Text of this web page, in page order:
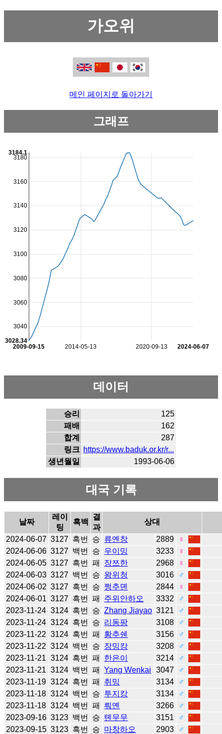
가오위
메인 페이지로 돌아가기
그래프
2014-05-13 2020-09-13
2009-09-15 2024-06-07
3040
3060
3080
3100
3120
3140
3160
3180
3028.34
3184.1
데이터
승리
125
패배
162
합계
287
링크 https://www.baduk.or.kr/r...
생년월일
1993-06-06
대국 기록
날짜
레이
팅
흑백
결
과
상대
2024-06-07 3127 흑번 승 류옌창 2889
♀
2024-06-06 3127 백번 승 우이밍 3233
♀
2024-06-05 3127 흑번 패 장쯔한 2968
♀
2024-06-03 3127 백번 승 왕위청 3016
♂
2024-06-02 3127 흑번 승 쩡추뎬 2844
♀
2024-06-01 3127 흑번 패 주위안하오 3332
♂
2023-11-24 3124 흑번 승 Zhang Jiayao 3121
♂
2023-11-24 3124 흑번 승 리동팡 3108
♂
2023-11-22 3124 흑번 패 황추쉔 3156
♂
2023-11-22 3124 백번 승 장밍캉 3208
♂
2023-11-21 3124 흑번 패 한은이 3214
♂
2023-11-21 3124 백번 패 Yang Wenkai 3047
♂
2023-11-19 3124 흑번 패 취밍 3134
♂
2023-11-18 3124 백번 승 투지캉 3134
♂
2023-11-18 3124 백번 패 뤄옌 3266
♂
2023-09-16 3123 백번 승 톈무무 3151
♂
2023-09-15 3123 흑번 승 마창하오 2903
♂